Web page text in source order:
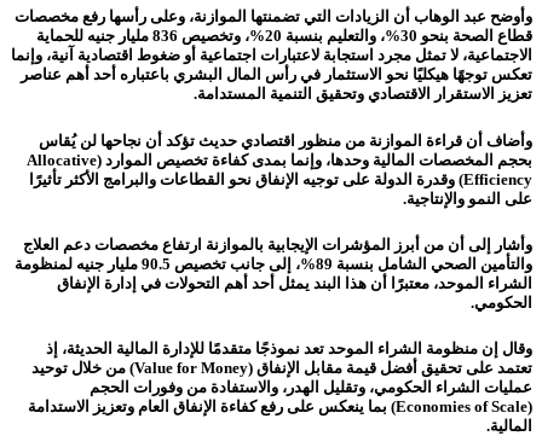
وأوضح عبد الوهاب أن الزيادات التي تضمنتها الموازنة، وعلى رأسها رفع مخصصات
قطاع الصحة بنحو 30%، والتعليم بنسبة 20%، وتخصيص 836 مليار جنيه للحماية
الاجتماعية، لا تمثل مجرد استجابة لاعتبارات اجتماعية أو ضغوط اقتصادية آنية، وإنما
تعكس توجهًا هيكليًا نحو الاستثمار في رأس المال البشري باعتباره أحد أهم عناصر
تعزيز الاستقرار الاقتصادي وتحقيق التنمية المستدامة.
وأضاف أن قراءة الموازنة من منظور اقتصادي حديث تؤكد أن نجاحها لن يُقاس
بحجم المخصصات المالية وحدها، وإنما بمدى كفاءة تخصيص الموارد (Allocative
Efficiency) وقدرة الدولة على توجيه الإنفاق نحو القطاعات والبرامج الأكثر تأثيرًا
على النمو والإنتاجية.
وأشار إلى أن من أبرز المؤشرات الإيجابية بالموازنة ارتفاع مخصصات دعم العلاج
والتأمين الصحي الشامل بنسبة 89%، إلى جانب تخصيص 90.5 مليار جنيه لمنظومة
الشراء الموحد، معتبرًا أن هذا البند يمثل أحد أهم التحولات في إدارة الإنفاق
الحكومي.
وقال إن منظومة الشراء الموحد تعد نموذجًا متقدمًا للإدارة المالية الحديثة، إذ
تعتمد على تحقيق أفضل قيمة مقابل الإنفاق (Value for Money) من خلال توحيد
عمليات الشراء الحكومي، وتقليل الهدر، والاستفادة من وفورات الحجم
(Economies of Scale) بما ينعكس على رفع كفاءة الإنفاق العام وتعزيز الاستدامة
المالية.